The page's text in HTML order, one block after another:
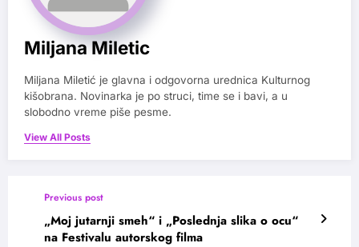
Miljana Miletic
Miljana Miletić je glavna i odgovorna urednica Kulturnog
kišobrana. Novinarka je po struci, time se i bavi, a u
slobodno vreme piše pesme.
View All Posts
Previous post
„Moj jutarnji smeh“ i „Poslednja slika o ocu“
na Festivalu autorskog filma